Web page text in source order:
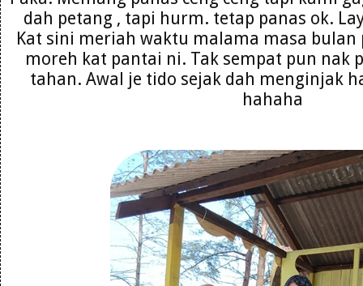
dah petang , tapi hurm. tetap panas ok.
Kat sini meriah waktu malama masa bulan
moreh kat pantai ni. Tak sempat pun nak
tahan. Awal je tido sejak dah menginjak
hahaha